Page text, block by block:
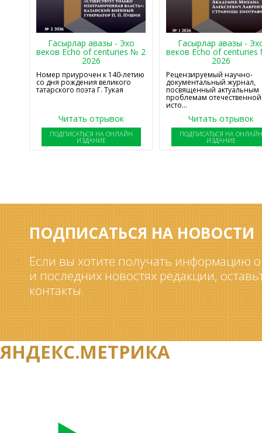
Гасырлар авазы - Эхо
веков Echo of centuries № 2
2026
Номер приурочен к 140-летию
со дня рождения великого
татарского поэта Г. Тукая
Читать отрывок
ПОДПИСАТЬСЯ НА ОНЛАЙН
ИЗДАНИЕ
Гасырлар авазы -
веков Echo of
2026
Рецензируемый научно-
документальный журнал,
посвященный актуальным
проблемам отечественной
исто...
Читать отрывок
ПОДПИСАТЬСЯ НА
ИЗДАНИЕ
ПОДПИСАТЬСЯ НА НОВОСТИ
Если вы хотите получать информацию
и последних новостях редакции,
контакты.
ЯНДЕКС.МЕТРИКА